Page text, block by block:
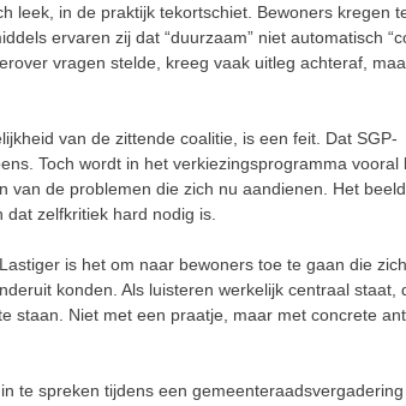
leek, in de praktijk tekortschiet. Bewoners kregen
ervaren zij dat “duurzaam” niet automatisch
vragen stelde, kreeg vaak uitleg achteraf,
van de zittende coalitie, is een feit. Dat SGP-
Toch wordt in het verkiezingsprogramma vooral
van de problemen die zich nu aandienen. Het
zelfkritiek hard nodig is.
is het om naar bewoners toe te gaan die
konden. Als luisteren werkelijk centraal staat,
staan. Niet met een praatje, maar met concrete
te spreken tijdens een